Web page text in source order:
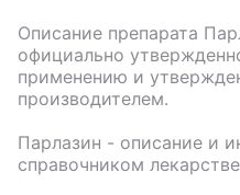
Описание препарата
официально
применению и
производителем.
Парлазин - описание и
справочником